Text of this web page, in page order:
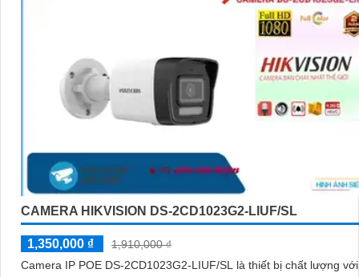
CAMERA HIKVISION DS-2CD1023G2-LIUF/SL
1,350,000 ₫
1,910,000 ₫
Camera IP POE DS-2CD1023G2-LIUF/SL là thiết bị chất lượng